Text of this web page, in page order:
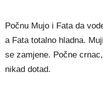
Počnu Mujo i Fata da
a Fata totalno hladna.
se zamjene. Počne
nikad dotad.